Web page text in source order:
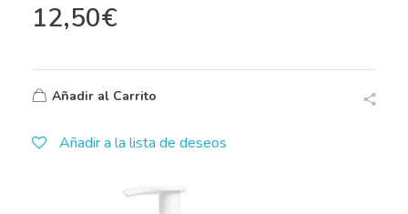
12,50€
Añadir al Carrito
Añadir a la lista de deseos